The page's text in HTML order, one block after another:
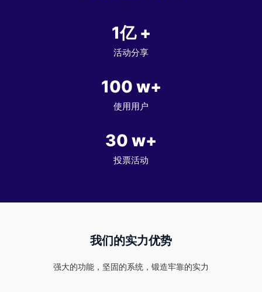
1亿+
活动分享
100 w+
使用用户
30 w+
投票活动
我们的实力优势
强大的功能，坚固的系统，锻造牢靠的实力